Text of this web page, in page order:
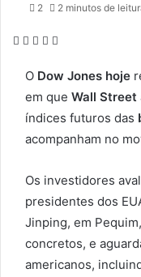
2 2 minutos de
Facebook
X Linkedin
Reddit
O Dow Jones hoje
em que Wall Street
índices futuros das
acompanham no
Os investidores
presidentes dos
Jinping, em
concretos, e
americanos,